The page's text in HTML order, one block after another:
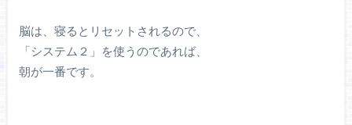
脳は、寝るとリセットされるので、
「システム２」を使うのであれば、
朝が一番です。